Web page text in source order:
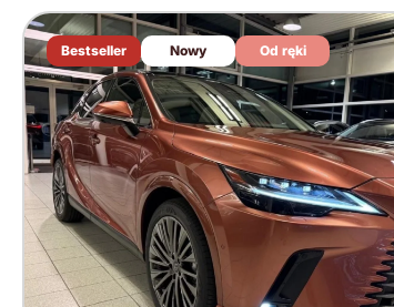
Bestseller Nowy Od ręki